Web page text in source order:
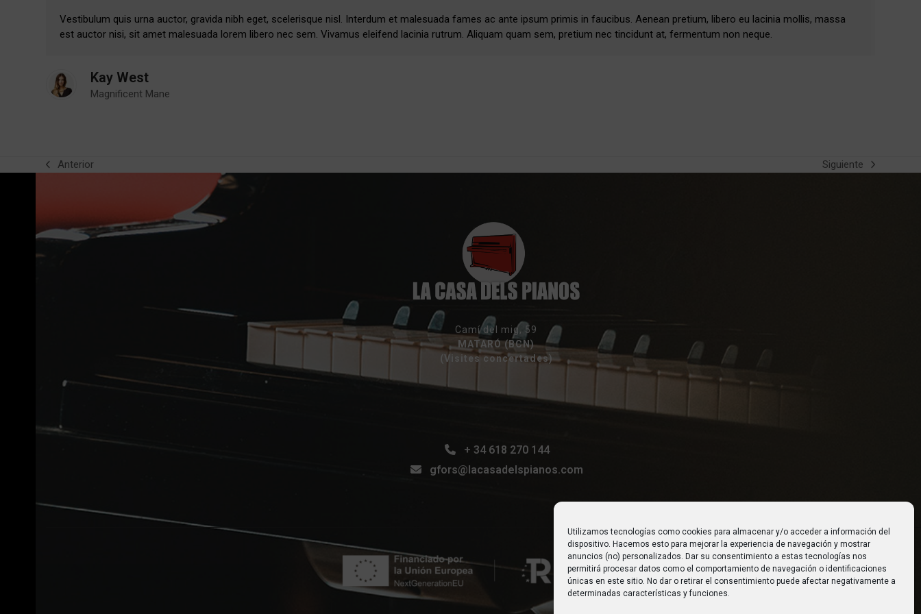
Utilizamos tecnologías como cookies para almacenar y/o acceder a información del
dispositivo. Hacemos esto para mejorar la experiencia de navegación y mostrar
anuncios (no) personalizados. Dar su consentimiento a estas tecnologías nos
permitirá procesar datos como el comportamiento de navegación o identificaciones
únicas en este sitio. No dar o retirar el consentimiento puede afectar negativamente a
determinadas características y funciones.
Vestibulum quis urna auctor, gravida nibh eget, scelerisque nisl. Interdum et malesuada fames ac ante ipsum primis in faucibus. Aenean pretium, libero eu lacinia mollis, massa
est auctor nisi, sit amet malesuada lorem libero nec sem. Vivamus eleifend lacinia rutrum. Aliquam quam sem, pretium nec tincidunt at, fermentum non neque.
Kay West
Magnificent Mane
previous
Anterior
next
Siguiente
Camí del mig, 59
MATARÓ (BCN)
(Visites concertades)
+ 34 618 270 144
gfors@lacasadelspianos.com